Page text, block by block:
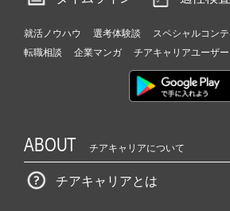
就活ノウハウ 選考体験談 スペシャルコン
転職相談
企業マンガ チアキャリアユーザ
ABOUT チアキャリアについて
チアキャリアとは